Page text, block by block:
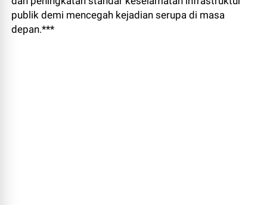
publik demi mencegah kejadian serupa di masa
depan.***